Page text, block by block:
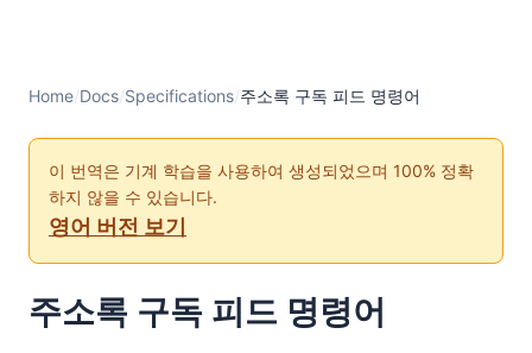
Home/Docs/Specifications/주소록 구독 피드 명령어
이 번역은 기계 학습을 사용하여 생성되었으며 100% 정확
하지 않을 수 있습니다.
영어 버전 보기
주소록 구독 피드 명령어